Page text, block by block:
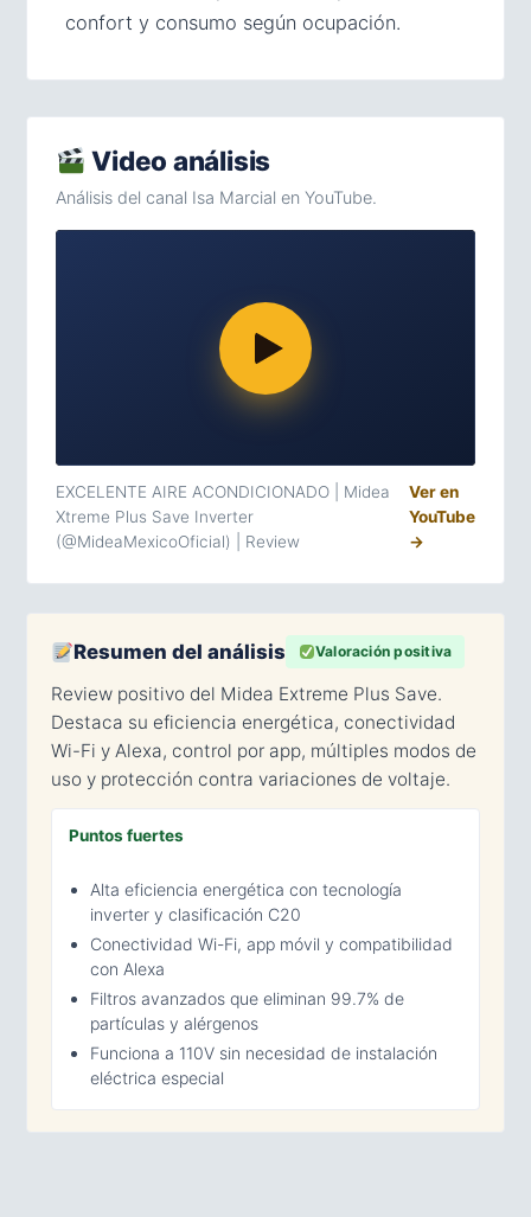
confort y consumo según ocupación.
Video análisis
Análisis del canal Isa Marcial en YouTube.
EXCELENTE AIRE ACONDICIONADO | Midea
Xtreme Plus Save Inverter
(@MideaMexicoOficial) | Review
Ver en
YouTube
→
Resumen del análisis Valoración positiva
Review positivo del Midea Extreme Plus Save.
Destaca su eficiencia energética, conectividad
Wi-Fi y Alexa, control por app, múltiples modos de
uso y protección contra variaciones de voltaje.
Puntos fuertes
Alta eficiencia energética con tecnología
inverter y clasificación C20
Conectividad Wi-Fi, app móvil y compatibilidad
con Alexa
Filtros avanzados que eliminan 99.7% de
partículas y alérgenos
Funciona a 110V sin necesidad de instalación
eléctrica especial